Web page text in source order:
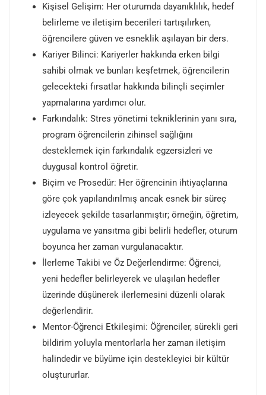
Kişisel Gelişim: Her oturumda dayanıklılık, hedef
belirleme ve iletişim becerileri tartışılırken,
öğrencilere güven ve esneklik aşılayan bir ders.
Kariyer Bilinci: Kariyerler hakkında erken bilgi
sahibi olmak ve bunları keşfetmek, öğrencilerin
gelecekteki fırsatlar hakkında bilinçli seçimler
yapmalarına yardımcı olur.
Farkındalık: Stres yönetimi tekniklerinin yanı sıra,
program öğrencilerin zihinsel sağlığını
desteklemek için farkındalık egzersizleri ve
duygusal kontrol öğretir.
Biçim ve Prosedür: Her öğrencinin ihtiyaçlarına
göre çok yapılandırılmış ancak esnek bir süreç
izleyecek şekilde tasarlanmıştır; örneğin, öğretim,
uygulama ve yansıtma gibi belirli hedefler, oturum
boyunca her zaman vurgulanacaktır.
İlerleme Takibi ve Öz Değerlendirme: Öğrenci,
yeni hedefler belirleyerek ve ulaşılan hedefler
üzerinde düşünerek ilerlemesini düzenli olarak
değerlendirir.
Mentor-Öğrenci Etkileşimi: Öğrenciler, sürekli geri
bildirim yoluyla mentorlarla her zaman iletişim
halindedir ve büyüme için destekleyici bir kültür
oluştururlar.